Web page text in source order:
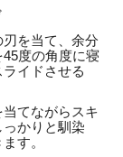
を当て、余分
度の角度に寝
イドさせる
てながらスキ
かりと馴染
す。